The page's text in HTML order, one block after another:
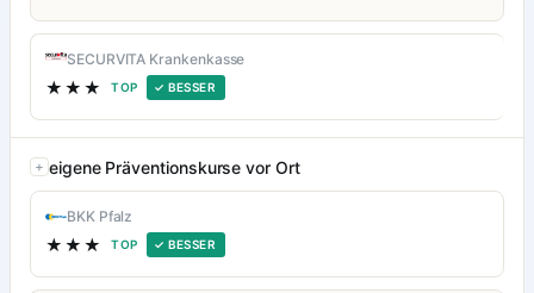
SECURVITA Krankenkasse
★★★ TOP ✓ BESSER
eigene Präventionskurse vor Ort
BKK Pfalz
★★★ TOP ✓ BESSER